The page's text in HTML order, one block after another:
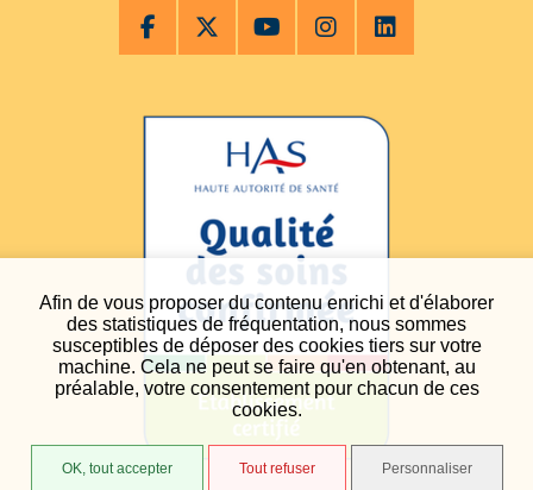
Afin de vous proposer du contenu enrichi et d'élaborer
des statistiques de fréquentation, nous sommes
susceptibles de déposer des cookies tiers sur votre
machine. Cela ne peut se faire qu'en obtenant, au
préalable, votre consentement pour chacun de ces
cookies.
OK, tout accepter Tout refuser Personnaliser